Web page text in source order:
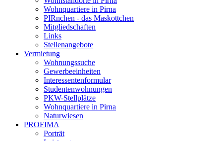
Wohnquartiere in Pirna
PIRnchen - das Maskottchen
Mitgliedschaften
Links
Stellenangebote
Vermietung
Wohnungssuche
Gewerbeeinheiten
Interessentenformular
Studentenwohnungen
PKW-Stellplätze
Wohnquartiere in Pirna
Naturwiesen
PROFIMA
Porträt